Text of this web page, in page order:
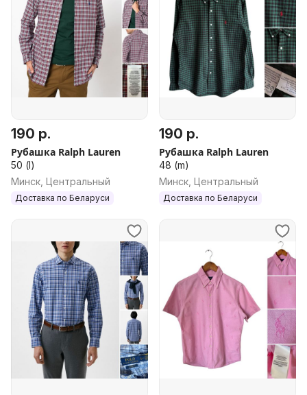
190 р.
Рубашка Ralph Lauren
50 (l)
Минск, Центральный
Доставка по Беларуси
190 р.
Рубашка Ralph Lauren
48 (m)
Минск, Центральный
Доставка по Беларуси